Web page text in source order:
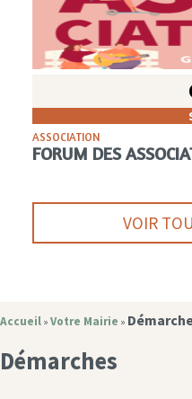
ASSOCIATION
FORUM DES
VOIR
Accueil » Votre Mairie »
Démarches